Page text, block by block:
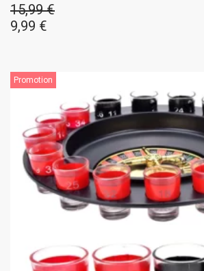
15,99€
9,99 €
Promotion